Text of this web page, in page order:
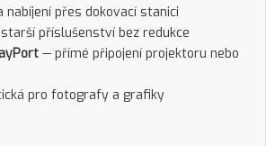
nabíjení přes dokovací stanici
příslušenství bez redukce
— přímé připojení projektoru nebo
pro fotografy a grafiky